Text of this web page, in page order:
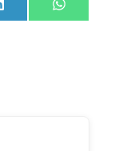
Share
on
LinkedIn Share
on